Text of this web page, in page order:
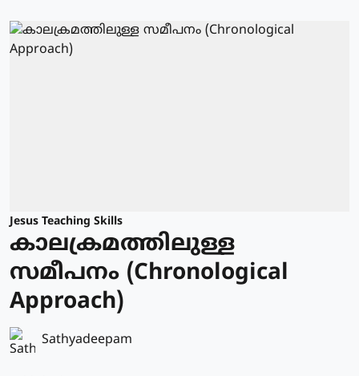
Jesus Teaching Skills
കാലക്രമത്തിലുള്ള
സമീപനം (Chronological
Approach)
Sathyadeepam